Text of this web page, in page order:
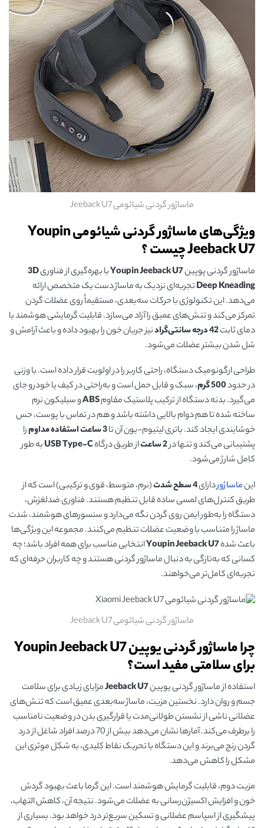
ماساژور گردنی شیائومی Jeeback U7
ویژگی‌های ماساژور گردنی شیائومی Youpin
Jeeback U7 چیست ؟
ماساژور گردنی پوپینYoupin Jeeback U7با بهره‌گیری از فناوری3D
Deep Kneadingتجربه‌ای نزدیک به ماساژ دست یک متخصص ارائه
می‌دهد. این تکنولوژی با حرکات سه‌بعدی، مستقیماً روی عضلات گردن
تمرکز می‌کند و تنش‌های عمیق را آزاد می‌سازد. قابلیت گرمایشی هوشمند با
دمای ثابت42درجه سانتی‌گرادنیز جریان خون را بهبود داده و باعث آرامش و
شل شدن بیشتر عضلات می‌شود.
طراحی ارگونومیک دستگاه، راحتی کاربر را در اولویت قرار داده است. با وزنی
در حدود500 گرم
، سبک و قابل حمل است و به‌راحتی در کیف یا خودرو جای
می‌گیرد. بدنه دستگاه از ترکیب پلاستیک مقاومABSو سیلیکون نرم
ساخته شده تا هم دوام بالایی داشته باشد و هم در تماس با پوست، حس
خوشایندی ایجاد کند. باتری لیتیوم-یون آن تا3ساعت استفاده مداومرا
پشتیبانی می‌کند و تنها در2ساعتاز طریق درگاهUSB Type-Cبه طور
کامل شارژ می‌شود.
اینماساژوردارای4سطح شدت(نرم، متوسط، قوی و ترکیبی) است که از
طریق کنترل‌های لمسی ساده قابل تنظیم هستند. فناوری ضدلغزش،
دستگاه را به‌طور ایمن روی گردن نگه می‌دارد و سنسورهای هوشمند، شدت
ماساژ را متناسب با وضعیت عضلات تنظیم می‌کنند. مجموعه این ویژگی‌ها
باعث شدهYoupin Jeeback U7انتخابی مناسب برای همه افراد باشد؛ چه
کسانی که به‌تازگی به دنبال ماساژور گردنی هستند و چه کاربران حرفه‌ای که
تجربه‌ای کامل‌تر می‌خواهند.
ماساژور گردنی شیائومی Jeeback U7
چرا ماساژور گردنی یوپین Youpin Jeeback U7
برای سلامتی مفید است؟
استفاده از ماساژور گردنی یوپینJeeback U7مزایای زیادی برای سلامت
جسم و روان دارد. نخستین مزیت، ماساژ سه‌بعدی عمیق است که تنش‌های
عضلانی ناشی از نشستن طولانی‌مدت یا قرارگیری بدن در وضعیت نامناسب
را برطرف می‌کند. آمارها نشان می‌دهد بیش از 70 درصد افراد شاغل از درد
گردن رنج می‌برند و این دستگاه با تحریک نقاط کلیدی، به شکل موثری این
مشکل را کاهش می‌دهد.
مزیت دوم، قابلیت گرمایش هوشمند است. این گرما باعث بهبود گردش
خون و افزایش اکسیژن‌رسانی به عضلات می‌شود. نتیجه آن، کاهش التهاب،
پیشگیری از اسپاسم عضلانی و تسکین سریع‌تر درد خواهد بود. بسیاری از